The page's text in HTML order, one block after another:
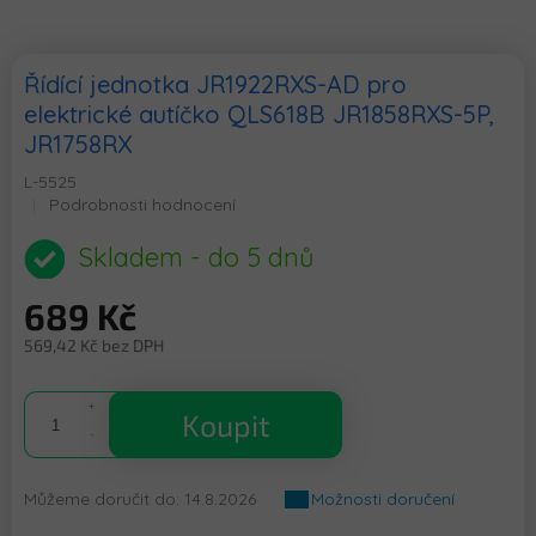
Řídící jednotka JR1922RXS-AD pro
elektrické autíčko QLS618B JR1858RXS-5P,
JR1758RX
L-5525
Průměrné
produktu
je
z
5
Podrobnosti hodnocení
Skladem - do 5 dnů
689 Kč
569,42 Kč bez DPH
cena:
Koupit
Můžeme doručit do: 14.8.2026 Možnosti doručení